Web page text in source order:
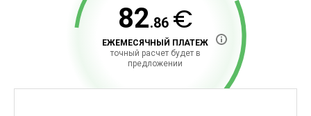
82.86 €
ЕЖЕМЕСЯЧНЫЙ ПЛАТЕЖ
точный расчет будет в
предложении